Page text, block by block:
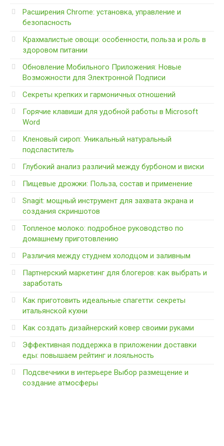
Расширения Chrome: установка, управление и
безопасность
Крахмалистые овощи: особенности, польза и роль в
здоровом питании
Обновление Мобильного Приложения: Новые
Возможности для Электронной Подписи
Секреты крепких и гармоничных отношений
Горячие клавиши для удобной работы в Microsoft
Word
Кленовый сироп: Уникальный натуральный
подсластитель
Глубокий анализ различий между бурбоном и виски
Пищевые дрожжи: Польза, состав и применение
Snagit: мощный инструмент для захвата экрана и
создания скриншотов
Топленое молоко: подробное руководство по
домашнему приготовлению
Различия между студнем холодцом и заливным
Партнерский маркетинг для блогеров: как выбрать и
заработать
Как приготовить идеальные спагетти: секреты
итальянской кухни
Как создать дизайнерский ковер своими руками
Эффективная поддержка в приложении доставки
еды: повышаем рейтинг и лояльность
Подсвечники в интерьере Выбор размещение и
создание атмосферы